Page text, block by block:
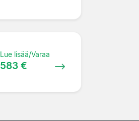
Lue lisää/Varaa
583 €